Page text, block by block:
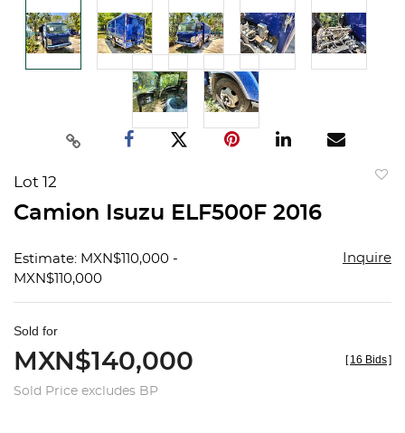
Lot 12
Camion Isuzu ELF500F 2016
Estimate: MXN$110,000 -
MXN$110,000
Inquire
Sold for
MXN$140,000
Sold Price excludes BP
[ 16 Bids]